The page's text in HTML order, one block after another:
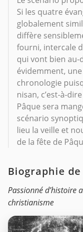
Si les quatre
globalement
diffère
fourni, intercale
qui vont bien au-
évidemment,
chronologie
nisan, c’est-à-
Pâque sera
scénario
lieu la veille et
de la fête de
Biographie de
Passionné d’histoire
christianisme